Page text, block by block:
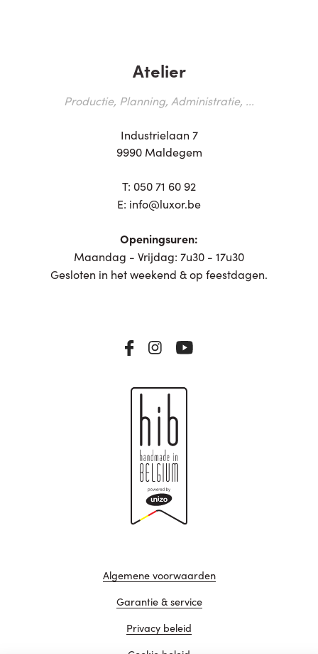
Atelier
Productie, Planning, Administratie, ...
Industrielaan 7
9990 Maldegem
T: 050 71 60 92
E: info@luxor.be
Openingsuren:
Maandag - Vrijdag: 7u30 - 17u30
Gesloten in het weekend & op feestdagen.
Algemene voorwaarden
Garantie & service
Privacy beleid